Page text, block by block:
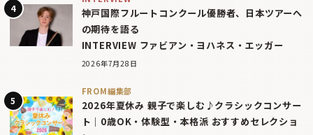
神戸国際フルートコンクール優勝者、日本ツアーへ
の期待を語る
INTERVIEW ファビアン・ヨハネス・エッガー
2026年7月28日
FROM編集部
2026年夏休み 親子で楽しむ♪クラシックコンサー
ト｜0歳OK・体験型・本格派 おすすめセレクショ